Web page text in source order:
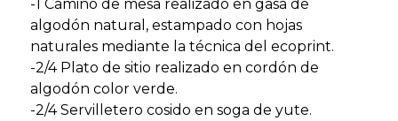
-1 Camino de mesa realizado en gasa de
algodón natural, estampado con hojas
naturales mediante la técnica del ecoprint.
-2/4 Plato de sitio realizado en cordón de
algodón color verde.
-2/4 Servilletero cosido en soga de yute.